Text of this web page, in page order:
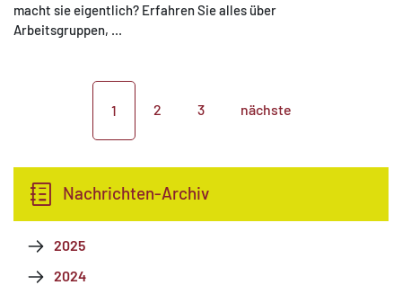
macht sie eigentlich? Erfahren Sie alles über
Arbeitsgruppen, ...
1 2 3 nächste
Nachrichten-Archiv
2025
2024